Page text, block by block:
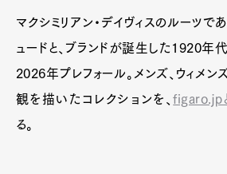
Pen Membership
Official Columnist
マクシミリアン・デイヴィスのルーツで
ュードと、ブランドが誕生した1920年
2026年プレフォール。メンズ、ウィメ
観を描いたコレクションを、figaro.jp
る。